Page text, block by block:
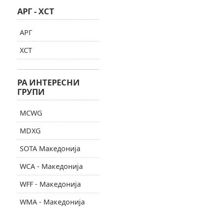
АРГ - ХСТ
АРГ
ХСТ
РА ИНТЕРЕСНИ
ГРУПИ
MCWG
MDXG
SOTA Македонија
WCA - Македонија
WFF - Македонија
WMA - Македонија